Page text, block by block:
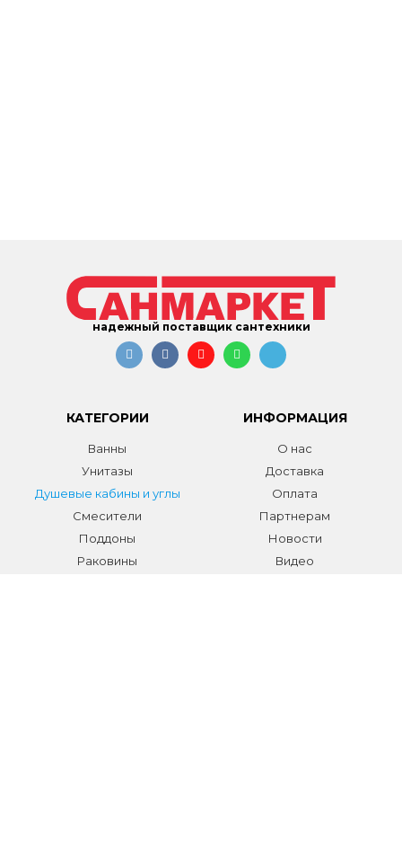
надежный поставщик сантехники
КАТЕГОРИИ
Ванны
Унитазы
Душевые кабины и углы
Смесители
Поддоны
Раковины
ИНФОРМАЦИЯ
О нас
Доставка
Оплата
Партнерам
Новости
Видео